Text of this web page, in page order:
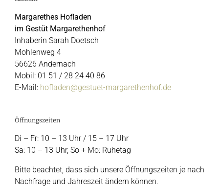
Margarethes Hofladen
im Gestüt Margarethenhof
Inhaberin Sarah Doetsch
Mohlenweg 4
56626 Andernach
Mobil: 01 51 / 28 24 40 86
E-Mail: hofladen@gestuet-margarethenhof.de
Öffnungszeiten
Di – Fr: 10 – 13 Uhr / 15 – 17 Uhr
Sa: 10 – 13 Uhr, So + Mo: Ruhetag
Bitte beachtet, dass sich unsere Öffnungszeiten je nach
Nachfrage und Jahreszeit ändern können.